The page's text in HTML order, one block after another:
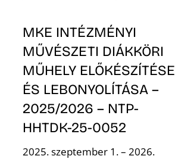
MKE INTÉZMÉNYI
MŰVÉSZETI DIÁKKÖRI
MŰHELY ELŐKÉSZÍTÉSE
ÉS LEBONYOLÍTÁSA –
2025/2026 – NTP-
HHTDK-25-0052
2025. szeptember 1. – 2026.